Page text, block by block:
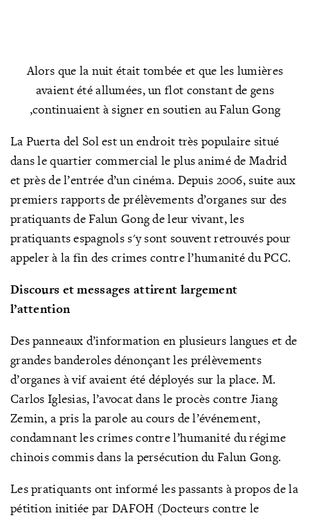
Alors que la nuit était tombée et que les lumières
avaient été allumées, un flot constant de gens
,continuaient à signer en soutien au Falun Gong
La Puerta del Sol est un endroit très populaire situé
dans le quartier commercial le plus animé de Madrid
et près de l’entrée d’un cinéma. Depuis 2006, suite aux
premiers rapports de prélèvements d’organes sur des
pratiquants de Falun Gong de leur vivant, les
pratiquants espagnols s'y sont souvent retrouvés pour
appeler à la fin des crimes contre l’humanité du PCC.
Discours et messages attirent largement
l’attention
Des panneaux d’information en plusieurs langues et de
grandes banderoles dénonçant les prélèvements
d’organes à vif avaient été déployés sur la place. M.
Carlos Iglesias, l’avocat dans le procès contre Jiang
Zemin, a pris la parole au cours de l’événement,
condamnant les crimes contre l’humanité du régime
chinois commis dans la persécution du Falun Gong.
Les pratiquants ont informé les passants à propos de la
pétition initiée par DAFOH (Docteurs contre le